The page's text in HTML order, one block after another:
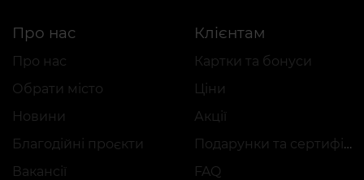
Про нас
Про нас
Обрати місто
Новини
Благодійні проєкти
Вакансії
Клієнтам
Картки та бонуси
Ціни
Акції
Подарунки та сертифікати
FAQ